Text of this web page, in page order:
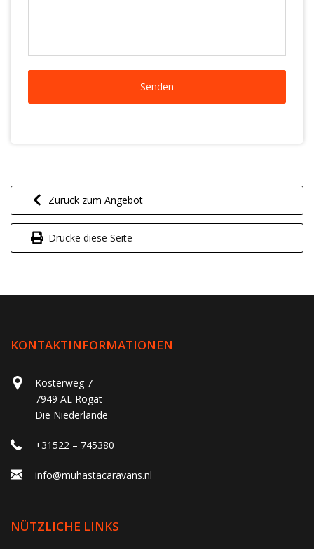
Zurück zum Angebot
Drucke diese Seite
KONTAKTINFORMATIONEN
Kosterweg 7
7949 AL Rogat
Die Niederlande
+31522 – 745380
info@muhastacaravans.nl
NÜTZLICHE LINKS